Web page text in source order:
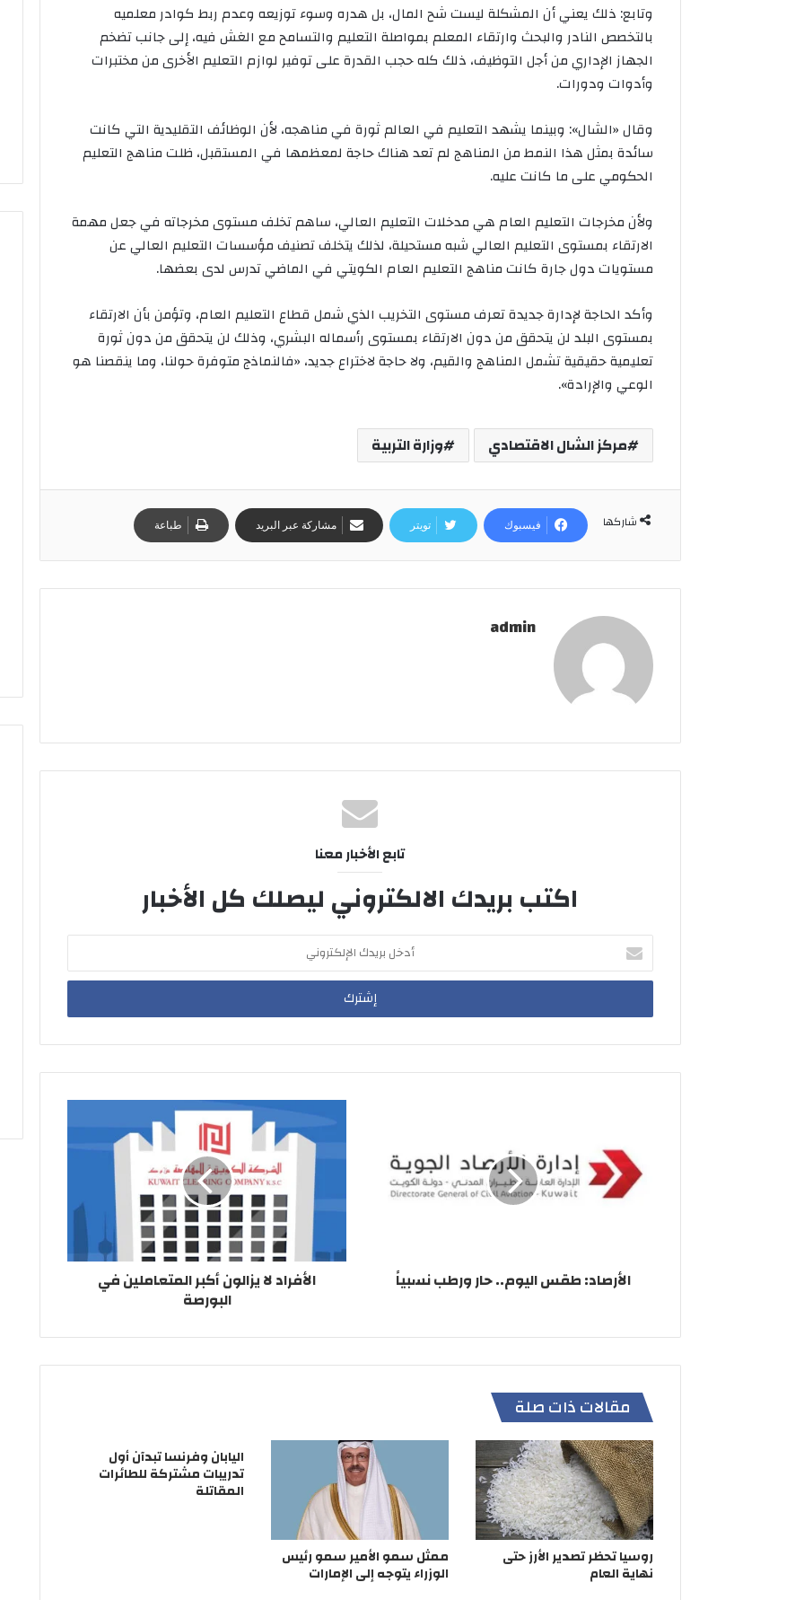
وتابع: ذلك يعني أن المشكلة ليست شح المال، بل هدره وسوء توزيعه وعدم ربط كوادر معلميه
بالتخصص النادر والبحث وارتقاء المعلم بمواصلة التعليم والتسامح مع الغش فيه، إلى جانب تضخم
الجهاز الإداري من أجل التوظيف، ذلك كله حجب القدرة على توفير لوازم التعليم الأخرى من مختبرات
وأدوات ودورات.
وقال «الشال»: وبينما يشهد التعليم في العالم ثورة في مناهجه، لأن الوظائف التقليدية التي كانت
سائدة بمثل هذا النمط من المناهج لم تعد هناك حاجة لمعظمها في المستقبل، ظلت مناهج التعليم
الحكومي على ما كانت عليه.
ولأن مخرجات التعليم العام هي مدخلات التعليم العالي، ساهم تخلف مستوى مخرجاته في جعل مهمة
الارتقاء بمستوى التعليم العالي شبه مستحيلة، لذلك يتخلف تصنيف مؤسسات التعليم العالي عن
مستويات دول جارة كانت مناهج التعليم العام الكويتي في الماضي تدرس لدى بعضها.
وأكد الحاجة لإدارة جديدة تعرف مستوى التخريب الذي شمل قطاع التعليم العام، وتؤمن بأن الارتقاء
بمستوى البلد لن يتحقق من دون الارتقاء بمستوى رأسماله البشري، وذلك لن يتحقق من دون ثورة
تعليمية حقيقية تشمل المناهج والقيم، ولا حاجة لاختراع جديد، «فالنماذج متوفرة حولنا، وما ينقصنا هو
الوعي والإرادة».
مركز الشال الاقتصادي وزارة التربية
شاركها فيسبوك تويتر مشاركة عبر البريد طباعة
admin
تابع الأخبار معنا
اكتب بريدك الالكتروني ليصلك كل الأخبار
أدخل
بريدك
الإلكتروني
الأرصاد: طقس اليوم.. حار ورطب نسبياً الأفراد لا يزالون أكبر المتعاملين في
البورصة
مقالات ذات صلة
روسيا تحظر تصدير الأرز حتى
نهاية العام
ممثل سمو الأمير سمو رئيس
الوزراء يتوجه إلى الإمارات
اليابان وفرنسا تبدآن أول
تدريبات مشتركة للطائرات
المقاتلة